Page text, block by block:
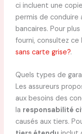
ci incluent une
permis de conduire
bancaires. Pour
fourni, consultez ce
sans carte grise?.
Quels types de
Les assureurs
aux besoins des
la responsabilité
causés aux tiers.